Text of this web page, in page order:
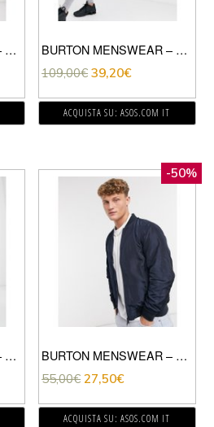
BURTON MENSWEAR – GIACCA A COSTE CUOIO CON COLLETTO IN PILE BORG-MARRONE BURTON MENSWEAR – PARKA BLU NAVY SCURO-NERO
109,00€ 39,20€
ACQUISTA SU: ASOS.COM IT
BURTON MENSWEAR – GIACCA BOMBER GRIGIA-GRIGIO
-50%
BURTON MENSWEAR – BOMBER BLU NAVY
55,00€ 27,50€
ACQUISTA SU: ASOS.COM IT